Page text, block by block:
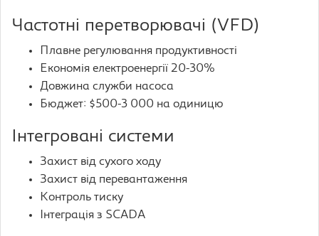
Частотні перетворювачі (VFD)
Плавне регулювання продуктивності
Економія електроенергії 20-30%
Довжина служби насоса
Бюджет: $500-3 000 на одиницю
Інтегровані системи
Захист від сухого ходу
Захист від перевантаження
Контроль тиску
Інтеграція з SCADA